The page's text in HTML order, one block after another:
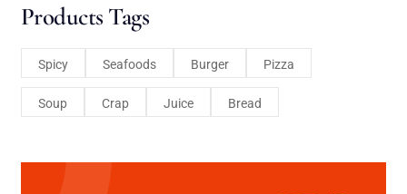
Products Tags
Spicy Seafoods Burger Pizza
Soup Crap Juice Bread